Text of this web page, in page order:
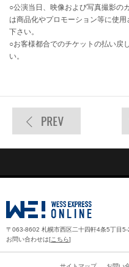
○公演当日、映像および写真撮影の
は商品化やプロモーション等に使
下さい。
○お客様都合でのチケットの払い戻
い。
〒063-8602 札幌市西区二十四軒4条5丁目
お問い合わせは[こちら]